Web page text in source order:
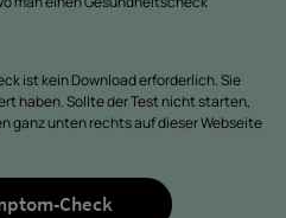
ist kein Download erforderlich. Sie
haben. Sollte der Test nicht starten,
ganz unten rechts auf dieser Webseite
Check